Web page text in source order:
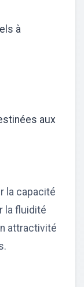
à
aux
la capacité
la fluidité
attractivité